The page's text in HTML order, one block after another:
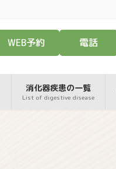
WEB予約 電話
消化器疾患の一覧
List of digestive disease